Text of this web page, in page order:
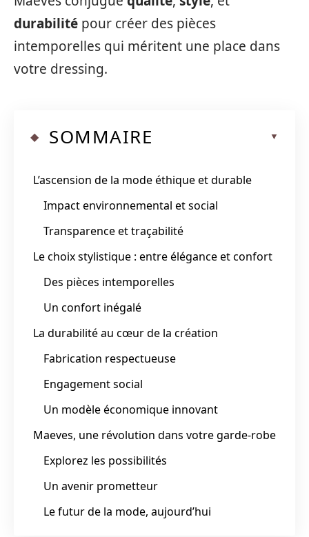
durabilité pour créer des pièces
intemporelles qui méritent une place dans
votre dressing.
SOMMAIRE
L’ascension de la mode éthique et durable
Impact environnemental et social
Transparence et traçabilité
Le choix stylistique : entre élégance et confort
Des pièces intemporelles
Un confort inégalé
La durabilité au cœur de la création
Fabrication respectueuse
Engagement social
Un modèle économique innovant
Maeves, une révolution dans votre garde-robe
Explorez les possibilités
Un avenir prometteur
Le futur de la mode, aujourd’hui